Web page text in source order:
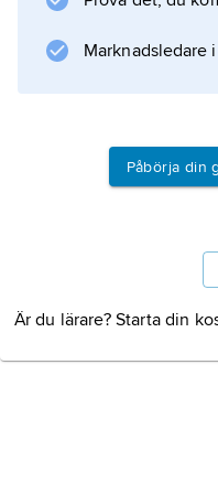
Äldre
Yngre
Marknadsledare
Påbörja din
Är du lärare? Starta din